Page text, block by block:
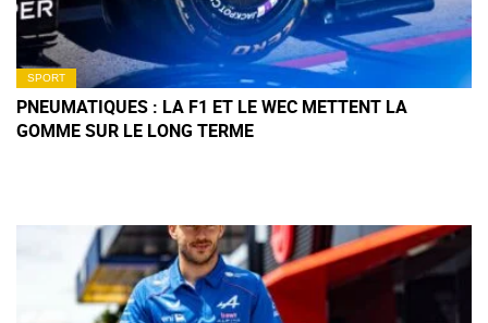
SPORT
PNEUMATIQUES : LA F1 ET LE WEC METTENT LA
GOMME SUR LE LONG TERME